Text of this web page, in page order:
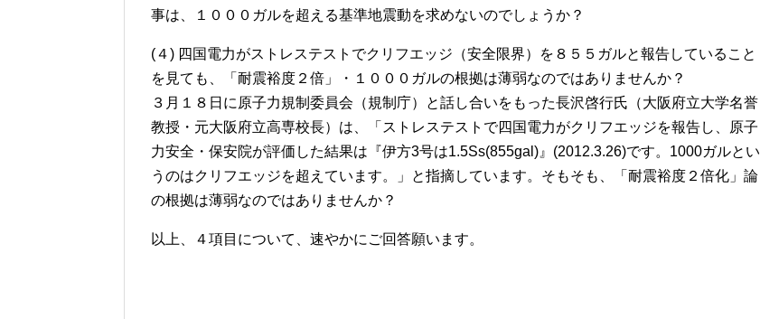
事は、１０００ガルを超える基準地震動を求めないのでしょうか？
(４) 四国電力がストレステストでクリフエッジ（安全限界）を８５５ガルと報告していること
を見ても、「耐震裕度２倍」・１０００ガルの根拠は薄弱なのではありませんか？
３月１８日に原子力規制委員会（規制庁）と話し合いをもった長沢啓行氏（大阪府立大学名誉
教授・元大阪府立高専校長）は、「ストレステストで四国電力がクリフエッジを報告し、原子
力安全・保安院が評価した結果は『伊方3号は1.5Ss(855gal)』(2012.3.26)です。1000ガルとい
うのはクリフエッジを超えています。」と指摘しています。そもそも、「耐震裕度２倍化」論
の根拠は薄弱なのではありませんか？
以上、４項目について、速やかにご回答願います。